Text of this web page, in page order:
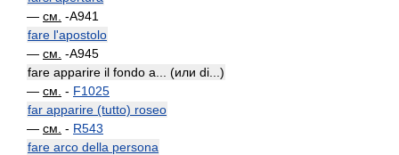
— см. -A941
fare l'apostolo
— см. -A945
fare apparire il fondo a... (или di...)
— см. - F1025
far apparire (tutto) roseo
— см. - R543
fare arco della persona